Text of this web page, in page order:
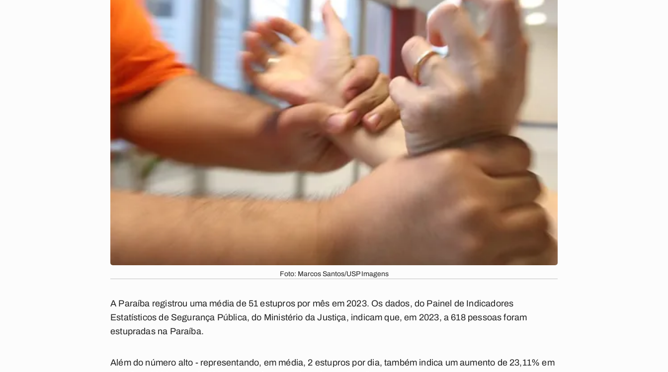
Foto: Marcos Santos/USP Imagens
A Paraíba registrou uma média de 51 estupros por mês em 2023. Os dados, do Painel de Indicadores
Estatísticos de Segurança Pública, do Ministério da Justiça, indicam que, em 2023, a 618 pessoas foram
estupradas na Paraíba.
Além do número alto - representando, em média, 2 estupros por dia, também indica um aumento de 23,11% em